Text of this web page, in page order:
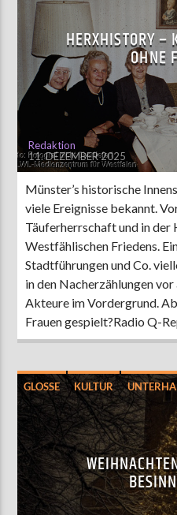
HERXHISTORY –
OHNE
Redaktion
11. DEZEMBER 2025
Münster’s historische
viele Ereignisse bekannt.
Täuferherrschaft und in der
Westfählischen Friedens.
Stadtführungen und Co.
in den Nacherzählungen
Akteure im Vordergrund.
Frauen gespielt?Radio Q-
GLOSSE KULTUR